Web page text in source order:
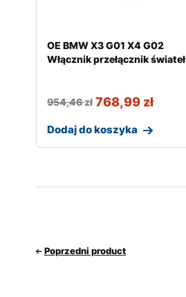
OE BMW X3 G01 X4 G02
Włącznik przełącznik świateł
954,46zł 768,99 zł
Dodaj do koszyka
Poprzedni product